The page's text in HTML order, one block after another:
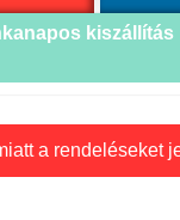
kiszállítás
a rendeléseket